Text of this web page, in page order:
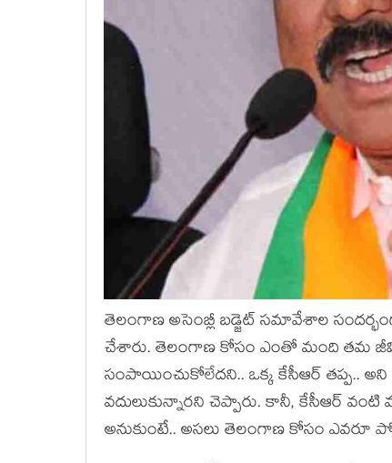
తెలంగాణ అసెంబ్లీ బ‌డ్జెట్ స‌మావేశాల
చేశారు. తెలంగాణ కోసం ఎంతో మంది త‌మ
సంపాయించుకోలేద‌ని.. ఒక్క కేసీఆర్ త‌ప్ప‌..
వ‌దులుకున్నార‌ని చెప్పారు. కానీ, కేసీఆర్ వంటి
అనుకుంటే.. అస‌లు తెలంగాణ కోసం ఎవ‌రూ